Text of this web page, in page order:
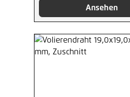
Ansehen